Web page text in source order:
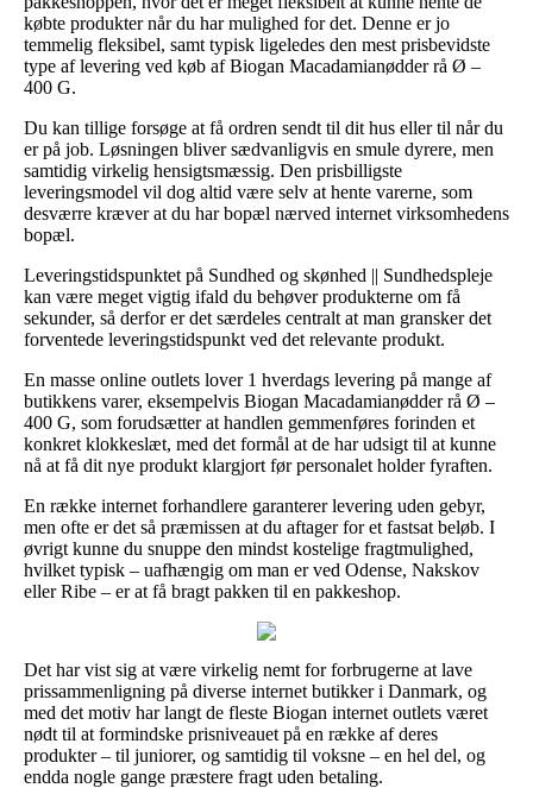
købte produkter når du har mulighed for det. Denne er jo
temmelig fleksibel, samt typisk ligeledes den mest prisbevidste
type af levering ved køb af Biogan Macadamianødder rå Ø –
400 G.
Du kan tillige forsøge at få ordren sendt til dit hus eller til når du
er på job. Løsningen bliver sædvanligvis en smule dyrere, men
samtidig virkelig hensigtsmæssig. Den prisbilligste
leveringsmodel vil dog altid være selv at hente varerne, som
desværre kræver at du har bopæl nærved internet virksomhedens
bopæl.
Leveringstidspunktet på Sundhed og skønhed || Sundhedspleje
kan være meget vigtig ifald du behøver produkterne om få
sekunder, så derfor er det særdeles centralt at man gransker det
forventede leveringstidspunkt ved det relevante produkt.
En masse online outlets lover 1 hverdags levering på mange af
butikkens varer, eksempelvis Biogan Macadamianødder rå Ø –
400 G, som forudsætter at handlen gemmenføres forinden et
konkret klokkeslæt, med det formål at de har udsigt til at kunne
nå at få dit nye produkt klargjort før personalet holder fyraften.
En række internet forhandlere garanterer levering uden gebyr,
men ofte er det så præmissen at du aftager for et fastsat beløb. I
øvrigt kunne du snuppe den mindst kostelige fragtmulighed,
hvilket typisk – uafhængig om man er ved Odense, Nakskov
eller Ribe – er at få bragt pakken til en pakkeshop.
Det har vist sig at være virkelig nemt for forbrugerne at lave
prissammenligning på diverse internet butikker i Danmark, og
med det motiv har langt de fleste Biogan internet outlets været
nødt til at formindske prisniveauet på en række af deres
produkter – til juniorer, og samtidig til voksne – en hel del, og
endda nogle gange præstere fragt uden betaling.